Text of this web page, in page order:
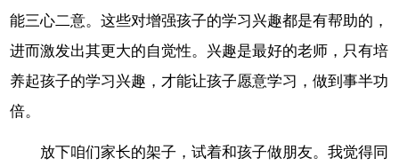
能三心二意。这些对增强孩子的学习兴趣都是有帮助的，
进而激发出其更大的自觉性。兴趣是最好的老师，只有培
养起孩子的学习兴趣，才能让孩子愿意学习，做到事半功
倍。
放下咱们家长的架子，试着和孩子做朋友。我觉得同